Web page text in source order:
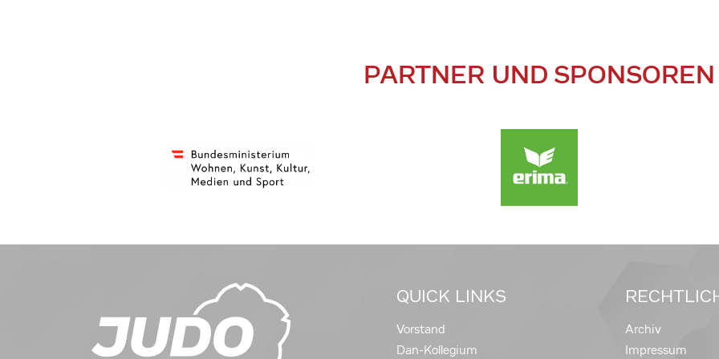
PARTNER UND SPONSOREN
QUICK LINKS
Vorstand
Dan-Kollegium
Archiv
Impressum